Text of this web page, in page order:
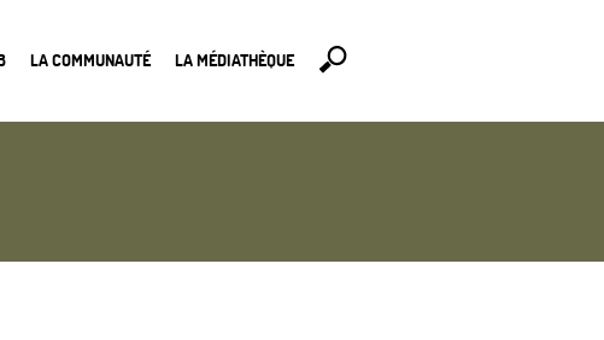
LA COMMUNAUTÉ LA MÉDIATHÈQUE